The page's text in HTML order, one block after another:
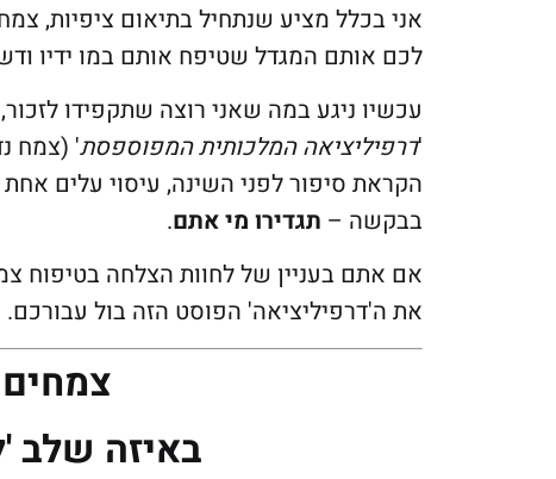
אני בכלל מציע שנתחיל בתיאום ציפיות,
לכם אותם המגדל שטיפח אותם במו ידיו
עכשיו ניגע במה שאני רוצה שתקפידו
'דרפיליציאה המלכותית המפוספסת' (צמח
הקראת סיפור לפני השינה, עיסוי עלים
בבקשה – תגדירו מי אתם.
אם אתם בעניין של לחוות הצלחה בטיפוח
את ה'דרפיליציאה' הפוסט הזה בול עבורכם.
באיזה שלב